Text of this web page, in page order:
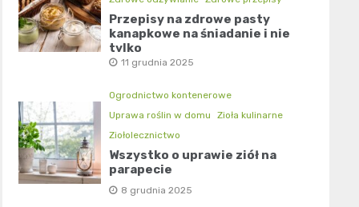
Przepisy na zdrowe pasty
kanapkowe na śniadanie i nie
tylko
11 grudnia 2025
Ogrodnictwo kontenerowe
Uprawa roślin w domu
Zioła kulinarne
Ziołolecznictwo
Wszystko o uprawie ziół na
parapecie
8 grudnia 2025